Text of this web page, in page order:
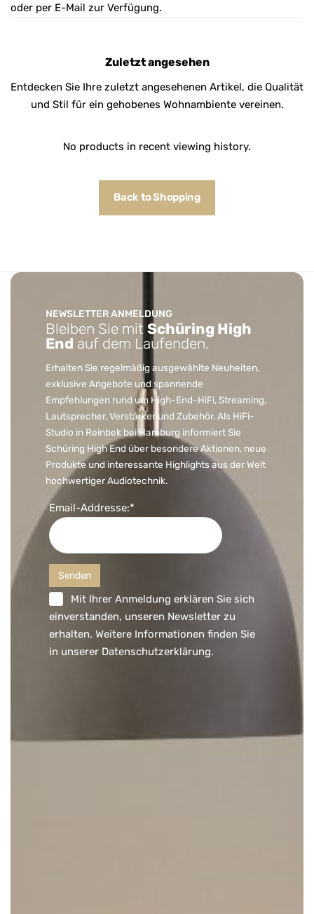
oder per E-Mail zur Verfügung.
Zuletzt angesehen
Entdecken Sie Ihre zuletzt angesehenen Artikel, die Qualität
und Stil für ein gehobenes Wohnambiente vereinen.
No products in recent viewing history.
Back to Shopping
NEWSLETTER ANMELDUNG
Bleiben Sie mit Schüring High
End auf dem Laufenden.
Erhalten Sie regelmäßig ausgewählte Neuheiten,
exklusive Angebote und spannende
Empfehlungen rund um High-End-HiFi, Streaming,
Lautsprecher, Verstärker und Zubehör. Als HiFi-
Studio in Reinbek bei Hamburg informiert Sie
Schüring High End über besondere Aktionen, neue
Produkte und interessante Highlights aus der Welt
hochwertiger Audiotechnik.
Email-Addresse:*
Mit Ihrer Anmeldung erklären Sie sich
einverstanden, unseren Newsletter zu
erhalten. Weitere Informationen finden Sie
in unserer Datenschutzerklärung.